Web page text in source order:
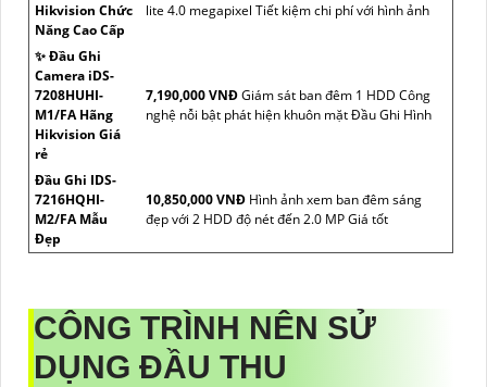
Hikvision Chức
Năng Cao Cấp
lite 4.0 megapixel Tiết kiệm chi phí với hình ảnh
✨ Đầu Ghi
Camera iDS-
7208HUHI-
M1/FA Hãng
Hikvision Giá
rẻ
7,190,000 VNĐGiám sát ban đêm 1 HDD Công
nghệ nỗi bật phát hiện khuôn mặt Đầu Ghi Hình
Đầu Ghi IDS-
7216HQHI-
M2/FA Mẫu
Đẹp
10,850,000 VNĐ Hình ảnh xem ban đêm sáng
đẹp với 2 HDD độ nét đến 2.0 MP Giá tốt
CÔNG TRÌNH NÊN SỬ
DỤNG ĐẦU THU